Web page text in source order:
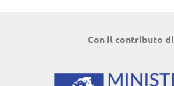
Con il contributo di